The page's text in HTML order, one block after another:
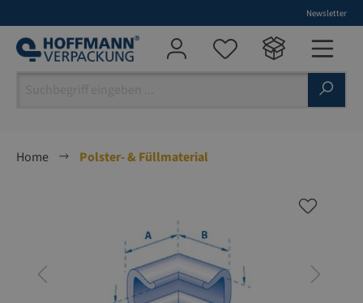
Newsletter
Home
Polster- & Füllmaterial